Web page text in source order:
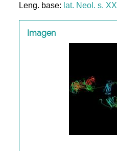
Leng. base: lat. Neol. s. XX
Imagen